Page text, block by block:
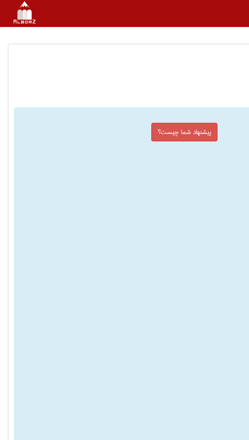
پیشنهاد شما چیست؟